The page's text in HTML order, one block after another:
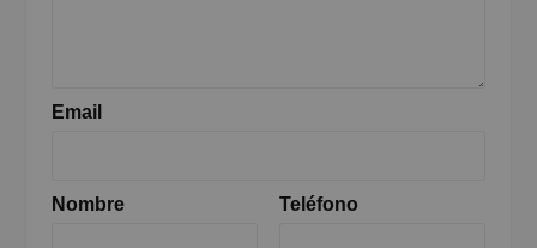
Email
Nombre Teléfono